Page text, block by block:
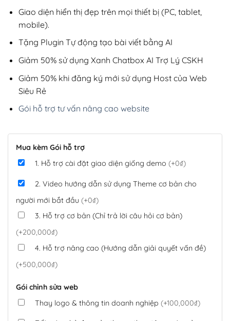
Giao diện hiển thị đẹp trên mọi thiết bị (PC, tablet,
mobile).
Tặng Plugin Tự động tạo bài viết bằng AI
Giảm 50% sử dụng Xanh Chatbox AI Trợ Lý CSKH
Giảm 50% khi đăng ký mới sử dụng Host của Web
Siêu Rẻ
Gói hỗ trợ tư vấn nâng cao website
Mua kèm Gói hỗ trợ
1. Hỗ trợ cài đặt giao diện giống demo (+0₫)
2. Video hướng dẫn sử dụng Theme cơ bản cho
người mới bắt đầu (+0₫)
3. Hỗ trợ cơ bản (Chỉ trả lời câu hỏi cơ bản)
(+200,000₫)
4. Hỗ trợ nâng cao (Hướng dẫn giải quyết vấn đề)
(+500,000₫)
Gói chỉnh sửa web
Thay logo & thông tin doanh nghiệp (+100,000₫)